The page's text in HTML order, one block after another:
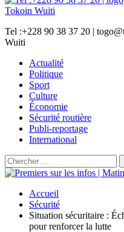
Tel :+228 90 38 37 20 |
Wuiti
Actualité
Politique
Sport
Culture
Économie
Sécurité routière
Publi-reportage
International
Accueil
Sécurité
Situation sécuritaire :
pour renforcer la lutte